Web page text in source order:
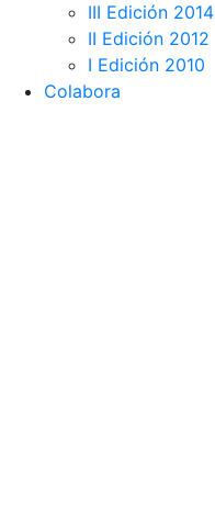
III Edición 2014
II Edición 2012
I Edición 2010
Colabora